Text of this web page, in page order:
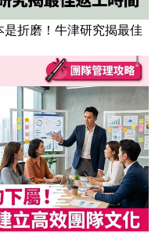
是折磨！牛津研究揭最佳